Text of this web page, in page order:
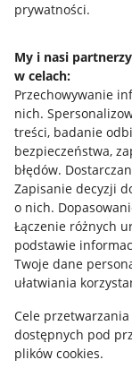
prywatności.
My i nasi
w celach:
Przechowywanie
nich.
treści, badanie
bezpieczeństwa,
błędów.
Zapisanie decyzji
o nich.
Łączenie różnych
podstawie
Twoje dane
ułatwiania
Cele
dostępnych pod
plików cookies.
Jak to działa
Allegro Gadane dla
Allegro Gadane
Mapa miejscowości
Informacje
Regulamin
Polityka plików
Ustawienia plików
Udostępnianie
Informacje dla Aktu